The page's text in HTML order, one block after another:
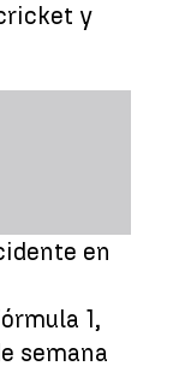
y
en
1,
semana